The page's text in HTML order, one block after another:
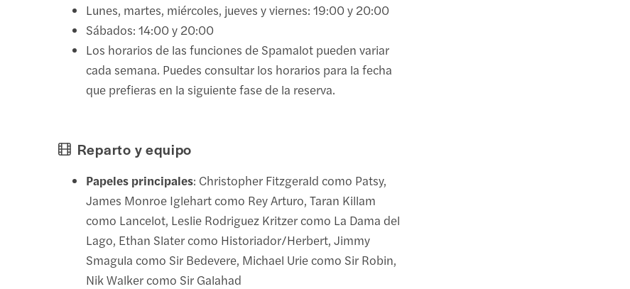
Lunes, martes, miércoles, jueves y viernes: 19:00 y 20:00
Sábados: 14:00 y 20:00
Los horarios de las funciones de Spamalot pueden variar
cada semana. Puedes consultar los horarios para la fecha
que prefieras en la siguiente fase de la reserva.
Reparto y equipo
Papeles principales: Christopher Fitzgerald como Patsy,
James Monroe Iglehart como Rey Arturo, Taran Killam
como Lancelot, Leslie Rodriguez Kritzer como La Dama del
Lago, Ethan Slater como Historiador/Herbert, Jimmy
Smagula como Sir Bedevere, Michael Urie como Sir Robin,
Nik Walker como Sir Galahad